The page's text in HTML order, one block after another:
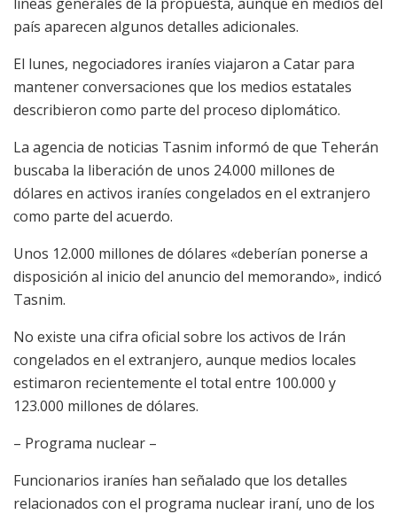
país aparecen algunos detalles adicionales.
El lunes, negociadores iraníes viajaron a Catar para
mantener conversaciones que los medios estatales
describieron como parte del proceso diplomático.
La agencia de noticias Tasnim informó de que Teherán
buscaba la liberación de unos 24.000 millones de
dólares en activos iraníes congelados en el extranjero
como parte del acuerdo.
Unos 12.000 millones de dólares «deberían ponerse a
disposición al inicio del anuncio del memorando», indicó
Tasnim.
No existe una cifra oficial sobre los activos de Irán
congelados en el extranjero, aunque medios locales
estimaron recientemente el total entre 100.000 y
123.000 millones de dólares.
– Programa nuclear –
Funcionarios iraníes han señalado que los detalles
relacionados con el programa nuclear iraní, uno de los